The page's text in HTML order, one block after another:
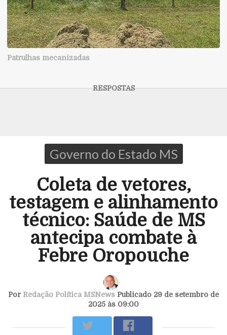
Patrulhas mecanizadas
Governo do Estado MS
Coleta de vetores,
testagem e alinhamento
técnico: Saúde de MS
antecipa combate à
Febre Oropouche
Por Redação Política MSNews Publicado 29 de setembro de
2025 às 09:00